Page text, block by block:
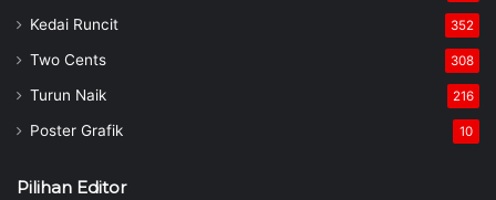
Kedai Runcit 352
Two Cents 308
Turun Naik 216
Poster Grafik 10
Pilihan Editor